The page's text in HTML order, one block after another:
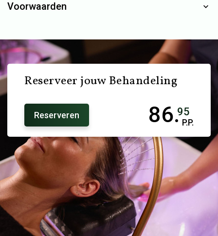
Voorwaarden
Reserveer jouw Behandeling
Reserveren 86.95
P.P.